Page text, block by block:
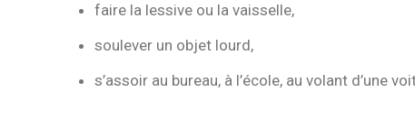
faire la lessive ou la vaisselle,
soulever un objet lourd,
s’assoir au bureau, à l’école, au volant d’une